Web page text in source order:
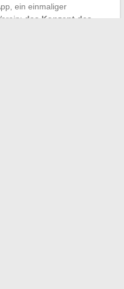
ein einmaliger
das Konzept des